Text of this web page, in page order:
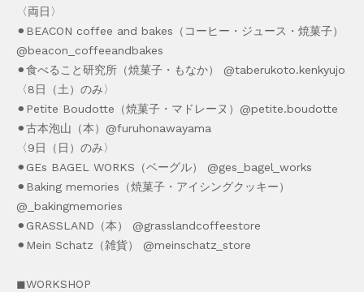
〈両日〉
⚫︎BEACON coffee and bakes（コーヒー・ジュース・焼菓子）
@beacon_coffeeandbakes
⚫︎食べること研究所（焼菓子・もなか） @taberukoto.kenkyujo
〈8日（土）のみ〉
⚫︎Petite Boudotte（焼菓子・マドレーヌ）@petite.boudotte
⚫︎古本泡山（本）@furuhonawayama
〈9日（日）のみ〉
⚫︎GEs BAGEL WORKS（ベーグル） @ges_bagel_works
⚫︎Baking memories（焼菓子・アイシングクッキー）
@_bakingmemories
⚫︎GRASSLAND（本） @grasslandcoffeestore
⚫︎Mein Schatz（雑貨） @meinschatz_store
◼︎WORKSHOP